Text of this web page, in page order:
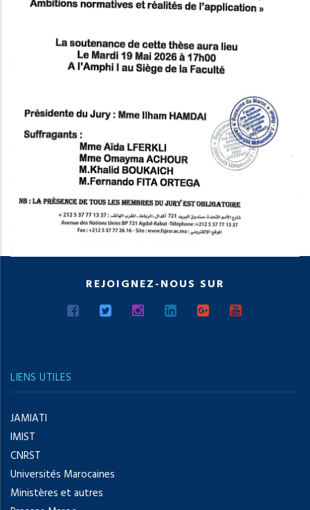
REJOIGNEZ-NOUS SUR
LIENS UTILES
JAMIATI
IMIST
CNRST
Universités Marocaines
Ministères et autres